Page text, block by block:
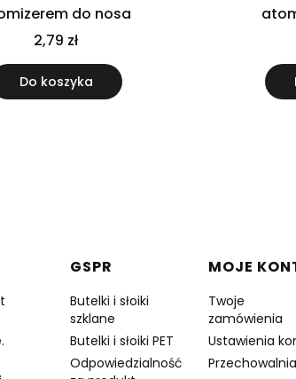
do nosa
2,79 zł
Do koszyka
stopceGSPR
Butelki i słoiki
szklane
Butelki i słoiki PET
Odpowiedzialność
MOJE
Twoje
zamówienia
Ustawienia
Przechowalnia